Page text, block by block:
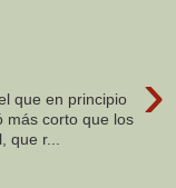
›
que en principio
más corto que los
que r...